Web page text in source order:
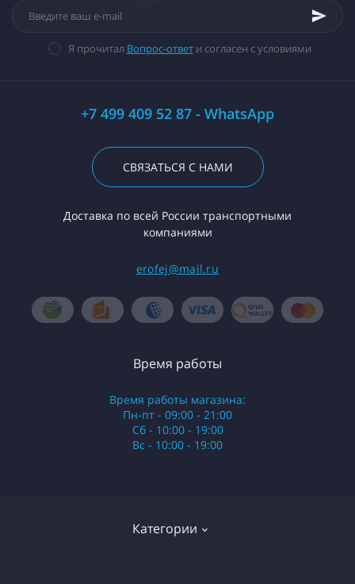
Я прочитал Вопрос-ответи согласен с условиями
+7 499 409 52 87 - WhatsApp
СВЯЗАТЬСЯ С НАМИ
Доставка по всей России транспортными
компаниями
erofej@mail.ru
Категории
Время работы
Время работы магазина:
Пн-пт - 09:00 - 21:00
Сб - 10:00 - 19:00
Вс - 10:00 - 19:00